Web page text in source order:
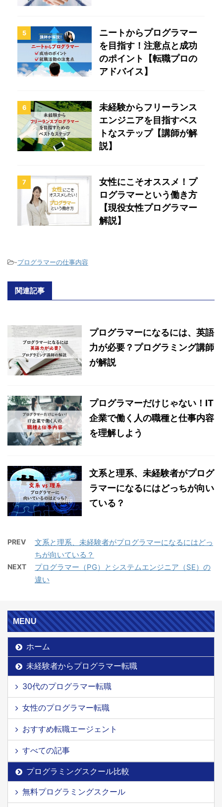
5
ニートからプログラマー
を目指す！注意点と成功
のポイント【転職プロの
アドバイス】
6
未経験からフリーランス
エンジニアを目指すベス
トなステップ【講師が解
説】
7
女性にこそオススメ！プ
ログラマーという働き方
【現役女性プログラマー
解説】
-プログラマーの仕事内容
関連記事
プログラマーになるには、英語
力が必要？プログラミング講師
が解説
プログラマーだけじゃない！IT
企業で働く人の職種と仕事内容
を理解しよう
文系と理系、未経験者がプログ
ラマーになるにはどっちが向い
ている？
PREV
文系と理系、未経験者がプログラマーになるにはどっ
ちが向いている？
NEXT
プログラマー（PG）とシステムエンジニア（SE）の
違い
MENU
ホーム
未経験者からプログラマー転職
30代のプログラマー転職
女性のプログラマー転職
おすすめ転職エージェント
すべての記事
プログラミングスクール比較
無料プログラミングスクール